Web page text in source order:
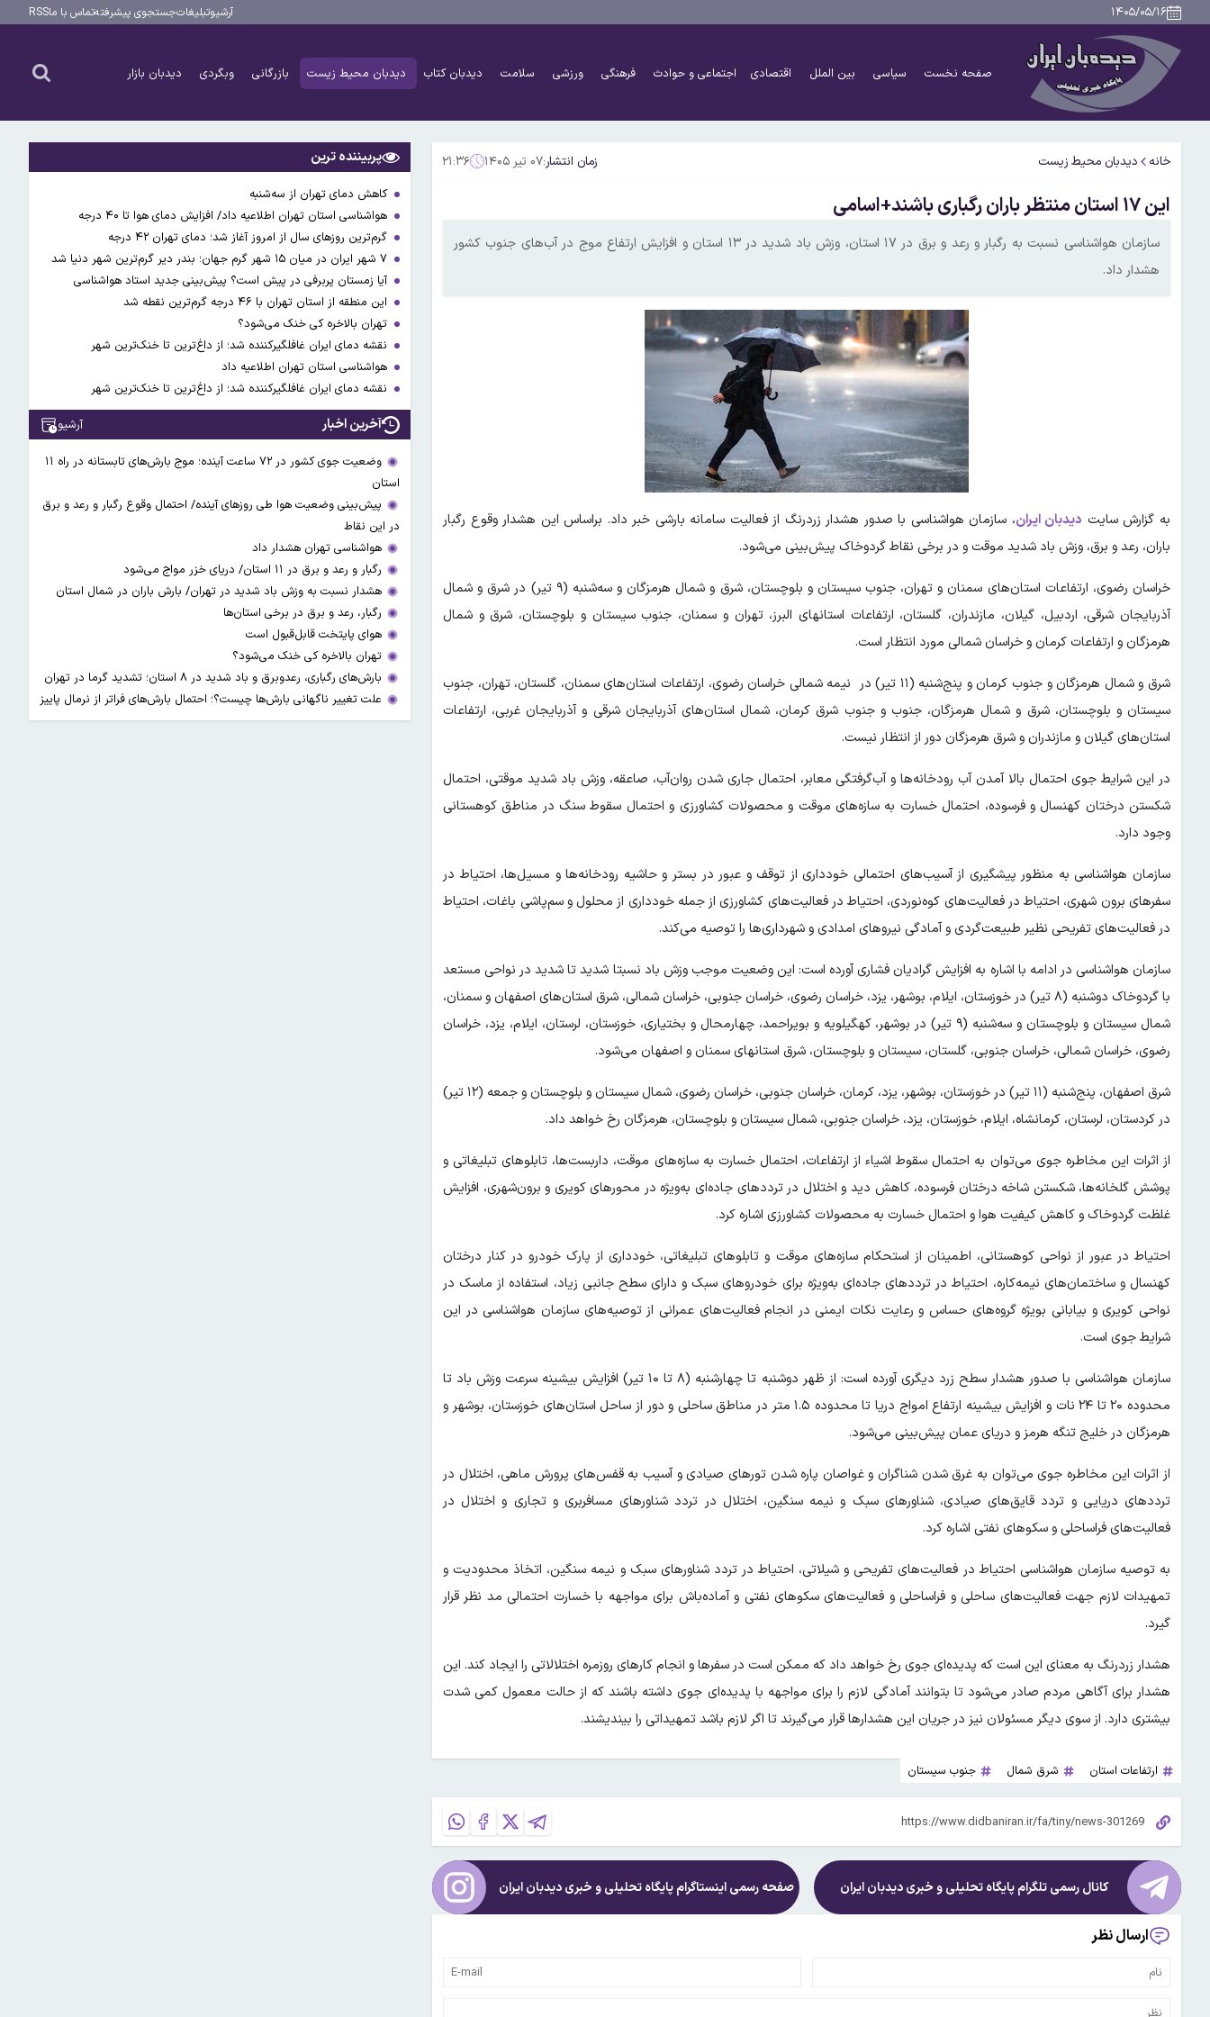
۱۴۰۵/۰۵/۱۶ آرشیوتبلیغاتجستجوی پیشرفتهتماس با ماRSS
صفحه نخست سیاسی بین الملل اقتصادی اجتماعی و حوادث فرهنگی ورزشی سلامت دیدبان کتاب دیدبان محیط زیست بازرگانی وبگردی دیدبان بازار
خانه دیدبان محیط زیست زمان انتشار:۰۷ تیر ۱۴۰۵ ۲۱:۳۶
این ۱۷ استان منتظر باران رگباری باشند+اسامی
سازمان هواشناسی نسبت به رگبار و رعد و برق در ۱۷ استان، وزش باد شدید در ۱۳ استان و افزایش ارتفاع موج در آب‌های جنوب کشور
هشدار داد.
به گزارش سایت دیدبان ایران، سازمان هواشناسی با صدور هشدار زردرنگ از فعالیت سامانه بارشی خبر داد. براساس این هشدار وقوع رگبار
باران، رعد و برق، وزش باد شدید موقت و در برخی نقاط گردوخاک پیش‌بینی می‌شود.
خراسان رضوی، ارتفاعات استان‌های سمنان و تهران، جنوب سیستان و بلوچستان، شرق و شمال هرمزگان و سه‌شنبه (۹ تیر) در شرق و شمال
آذربایجان شرقی، اردبیل، گیلان، مازندران، گلستان، ارتفاعات استانهای البرز، تهران و سمنان، جنوب سیستان و بلوچستان، شرق و شمال
هرمزگان و ارتفاعات کرمان و خراسان شمالی مورد انتظار است.
شرق و شمال هرمزگان و جنوب کرمان و پنج‌شنبه (۱۱ تیر) در نیمه شمالی خراسان رضوی، ارتفاعات استان‌های سمنان، گلستان، تهران، جنوب
سیستان و بلوچستان، شرق و شمال هرمزگان، جنوب و جنوب شرق کرمان، شمال استان‌های آذربایجان شرقی و آذربایجان غربی، ارتفاعات
استان‌های گیلان و مازندران و شرق هرمزگان دور از انتظار نیست.
در این شرایط جوی احتمال بالا آمدن آب رودخانه‌ها و آب‌گرفتگی معابر، احتمال جاری شدن روان‌آب، صاعقه، وزش باد شدید موقتی، احتمال
شکستن درختان کهنسال و فرسوده، احتمال خسارت به سازه‌های موقت و محصولات کشاورزی و احتمال سقوط سنگ در مناطق کوهستانی
وجود دارد.
سازمان هواشناسی به منظور پیشگیری از آسیب‌های احتمالی خودداری از توقف و عبور در بستر و حاشیه رودخانه‌ها و مسیل‌ها، احتیاط در
سفرهای برون شهری، احتیاط در فعالیت‌های کوه‌نوردی، احتیاط در فعالیت‌های کشاورزی از جمله خودداری از محلول و سم‌پاشی باغات، احتیاط
در فعالیت‌های تفریحی نظیر طبیعت‌گردی و آمادگی نیروهای امدادی و شهرداری‌ها را توصیه می‌کند.
سازمان هواشناسی در ادامه با اشاره به افزایش گرادیان فشاری آورده است: این وضعیت موجب وزش باد نسبتا شدید تا شدید در نواحی مستعد
با گردوخاک دوشنبه (۸ تیر) در خوزستان، ایلام، بوشهر، یزد، خراسان رضوی، خراسان جنوبی، خراسان شمالی، شرق استان‌های اصفهان و سمنان،
شمال سیستان و بلوچستان و سه‌شنبه (۹ تیر) در بوشهر، کهگیلویه و بویراحمد، چهارمحال و بختیاری، خوزستان، لرستان، ایلام، یزد، خراسان
رضوی، خراسان شمالی، خراسان جنوبی، گلستان، سیستان و بلوچستان، شرق استانهای سمنان و اصفهان می‌شود.
شرق اصفهان، پنج‌شنبه (۱۱ تیر) در خوزستان، بوشهر، یزد، کرمان، خراسان جنوبی، خراسان رضوی، شمال سیستان و بلوچستان و جمعه (۱۲ تیر)
در کردستان، لرستان، کرمانشاه، ایلام، خوزستان، یزد، خراسان جنوبی، شمال سیستان و بلوچستان، هرمزگان رخ خواهد داد.
از اثرات این مخاطره جوی می‌توان به احتمال سقوط اشیاء از ارتفاعات، احتمال خسارت به سازه‌های موقت، داربست‌ها، تابلوهای تبلیغاتی و
پوشش گلخانه‌ها، شکستن شاخه درختان فرسوده، کاهش دید و اختلال در ترددهای جاده‌ای به‌ویژه در محورهای کویری و برون‌شهری، افزایش
غلظت گردوخاک و کاهش کیفیت هوا و احتمال خسارت به محصولات کشاورزی اشاره کرد.
احتیاط در عبور از نواحی کوهستانی، اطمینان از استحکام‌ سازه‌های موقت و تابلوهای تبلیغاتی، خودداری از پارک خودرو در کنار درختان
کهنسال و ساختمان‌های نیمه‌کاره، احتیاط در ترددهای جاده‌ای به‌ویژه برای خودروهای سبک و دارای سطح جانبی زیاد، استفاده از ماسک در
نواحی کویری و بیابانی بویژه گروه‌های حساس و رعایت نکات ایمنی در انجام فعالیت‌های عمرانی از توصیه‌های سازمان هواشناسی در این
شرایط جوی است.
سازمان هواشناسی با صدور هشدار سطح زرد دیگری آورده است: از ظهر دوشنبه تا چهارشنبه (۸ تا ۱۰ تیر) افزایش بیشینه سرعت وزش باد تا
محدوده ۲۰ تا ۲۴ نات و افزایش بیشینه ارتفاع امواج دریا تا محدوده ۱.۵ متر در مناطق ساحلی و دور از ساحل استان‌های خوزستان، بوشهر و
هرمزگان در خلیج تنگه هرمز و دریای عمان پیش‌بینی می‌شود.
از اثرات این مخاطره جوی می‌توان به غرق شدن شناگران و غواصان پاره شدن تورهای صیادی و آسیب به قفس‌های پرورش ماهی، اختلال در
ترددهای دریایی و تردد قایق‌های صیادی، شناورهای سبک و نیمه سنگین، اختلال در تردد شناورهای مسافربری و تجاری و اختلال در
فعالیت‌های فراساحلی و سکوهای نفتی اشاره کرد.
به توصیه سازمان هواشناسی احتیاط در فعالیت‌های تفریحی و شیلاتی، احتیاط در تردد شناورهای سبک و نیمه سنگین، اتخاذ محدودیت و
تمهیدات لازم جهت فعالیت‌های ساحلی و فراساحلی و فعالیت‌های سکوهای نفتی و آماده‌باش برای مواجهه با خسارت احتمالی مد نظر قرار
گیرد.
هشدار زردرنگ به معنای این است که پدیده‌ای جوی رخ خواهد داد که ممکن است در سفرها و انجام کارهای روزمره اختلالاتی را ایجاد کند. این
هشدار برای آگاهی مردم صادر می‌شود تا بتوانند آمادگی لازم را برای مواجهه با پدیده‌ای جوی داشته باشند که از حالت معمول کمی شدت
بیشتری دارد. از سوی دیگر مسئولان نیز در جریان این هشدارها قرار می‌گیرند تا اگر لازم باشد تمهیداتی را بیندیشند.
ارتفاعات استان شرق شمال جنوب سیستان
کانال رسمی تلگرام پایگاه تحلیلی و خبریدیدبان ایران صفحه رسمی اینستاگرام پایگاه تحلیلی و خبریدیدبان ایران
ارسال نظر
پربیننده ترین
کاهش دمای تهران از سه‌شنبه
هواشناسی استان تهران اطلاعیه داد/ افزایش دمای هوا تا ۴۰ درجه
گرم‌ترین روزهای سال از امروز آغاز شد؛ دمای تهران ۴۲ درجه
آیا زمستان پربرفی در پیش است؟ پیش‌بینی جدید استاد هواشناسی
این منطقه از استان تهران با ۴۶ درجه گرم‌ترین نقطه شد
تهران بالاخره کی خنک می‌شود؟
نقشه دمای ایران غافلگیرکننده شد؛ از داغ‌ترین تا خنک‌ترین شهر
هواشناسی استان تهران اطلاعیه داد
نقشه دمای ایران غافلگیرکننده شد؛ از داغ‌ترین تا خنک‌ترین شهر
آخرین اخبار آرشیو
وضعیت جوی کشور در ۷۲ ساعت آینده؛ موج بارش‌های تابستانه در راه ۱۱
استان
پیش‌بینی وضعیت هوا طی روزهای آینده/ احتمال وقوع رگبار و رعد و برق
در این نقاط
هواشناسی تهران هشدار داد
رگبار و رعد و برق در ۱۱ استان‌/ دریای خزر مواج می‌شود
هشدار نسبت به وزش باد شدید در تهران/ بارش باران در شمال استان
رگبار، رعد و برق در برخی استان‌ها
هوای پایتخت قابل‌قبول است
تهران بالاخره کی خنک می‌شود؟
بارش‌های رگباری، رعدوبرق و باد شدید در ۸ استان؛ تشدید گرما در تهران
علت تغییر ناگهانی بارش‌ها چیست؟؛ احتمال بارش‌های فراتر از نرمال پاییز